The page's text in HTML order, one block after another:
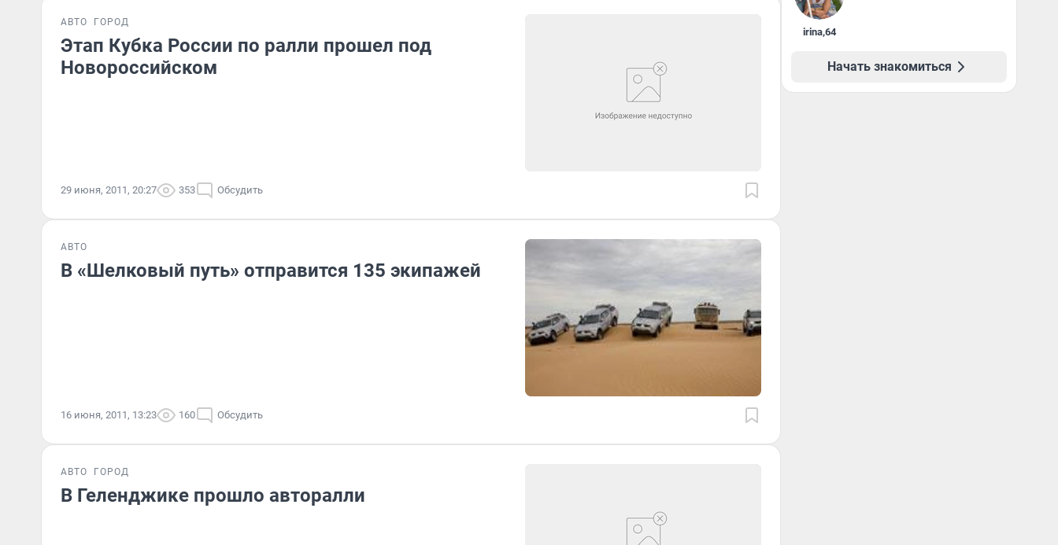
АВТО ГОРОД
Этап Кубка России по ралли прошел под
Новороссийском
29 июня, 2011, 20:27 353 Обсудить
АВТО
В «Шелковый путь» отправится 135 экипажей
16 июня, 2011, 13:23 160 Обсудить
АВТО ГОРОД
В Геленджике прошло авторалли
irina,64
Начать знакомиться